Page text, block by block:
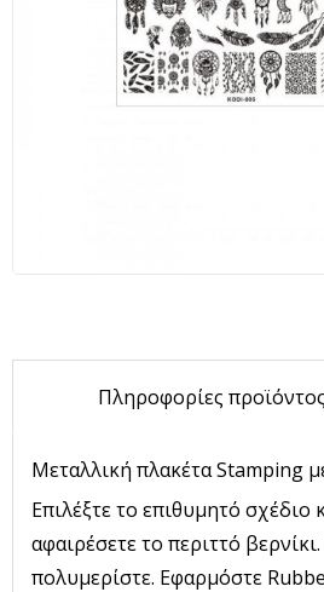
Πληροφορίες προϊόντος
Μεταλλική πλακέτα Stamping
Επιλέξτε το επιθυμητό σχέδιο
αφαιρέσετε το περιττό
πολυμερίστε. Εφαρμόστε